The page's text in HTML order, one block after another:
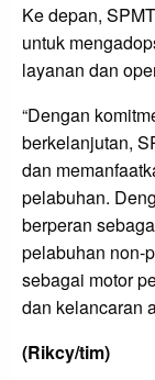
Ke depan,
untuk
layanan dan
“Dengan
berkelanjutan,
dan
pelabuhan.
berperan
pelabuhan non-
sebagai motor
dan kelancaran
(Rikcy/tim)